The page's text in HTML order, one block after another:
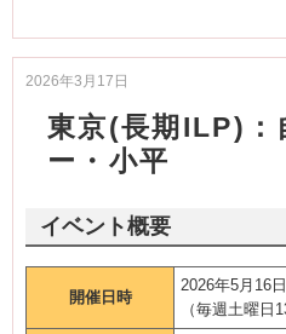
2026年3月17日
東京(長期ILP)：
ー・小平
イベント概要
開催日時
2026年5月16
（毎週土曜